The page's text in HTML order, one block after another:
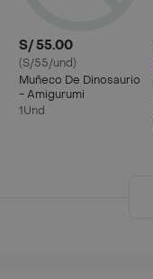
S/ 55.00
(S/55/und)
Muñeco De Dinosaurio
- Amigurumi
1Und